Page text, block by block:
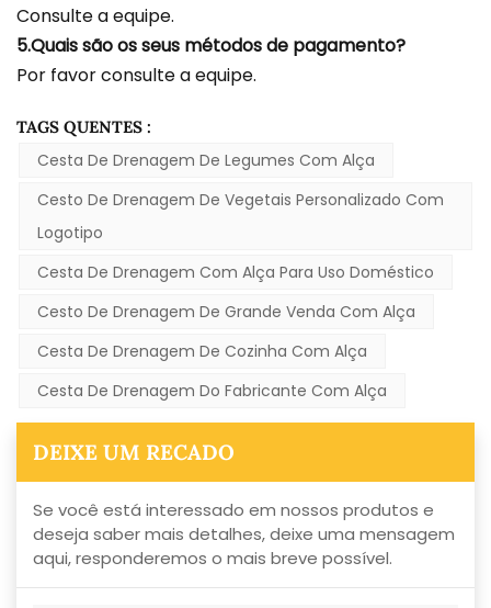
Consulte a equipe.
5.Quais são os seus métodos de pagamento?
Por favor consulte a equipe.
TAGS QUENTES :
Cesta De Drenagem De Legumes Com Alça
Cesto De Drenagem De Vegetais Personalizado Com
Logotipo
Cesta De Drenagem Com Alça Para Uso Doméstico
Cesto De Drenagem De Grande Venda Com Alça
Cesta De Drenagem De Cozinha Com Alça
Cesta De Drenagem Do Fabricante Com Alça
DEIXE UM RECADO
Se você está interessado em nossos produtos e
deseja saber mais detalhes, deixe uma mensagem
aqui, responderemos o mais breve possível.